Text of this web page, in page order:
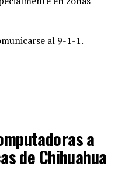
al 9-1-1.
a
de Chihuahua